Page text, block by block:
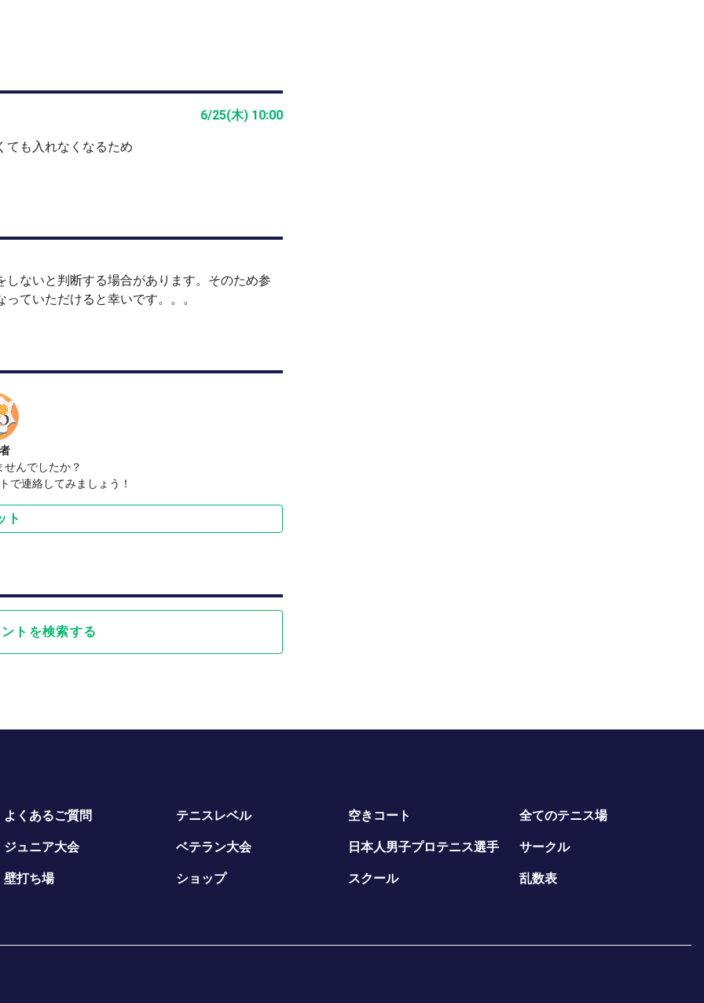
7月21日）
年9月18日）
月18日）
11月9日）
）
戦（12月）
番有名な街となれるように
沢山の方に知ってもらい、
けてほしい方はお手数ですが
えください。🙇
や相手に対しての一方的なプレイ内容指導
ナーは守りましょう（相手にぶつけてしまっ
6/25(木) 10:00
ても入れなくなるため
ないと判断する場合があります。そのため参
ていただけると幸いです。。。
せんでしたか？
で連絡してみましょう！
ト
トを検索する
よくあるご質問 テニスレベル 空きコート 全てのテニス場
ジュニア大会 ベテラン大会 日本人男子プロテニス選手 サークル
壁打ち場 ショップ スクール 乱数表